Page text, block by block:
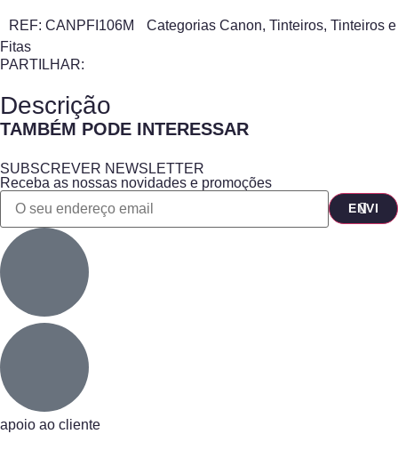
REF: CANPFI106M Categorias Canon, Tinteiros, Tinteiros e
Fitas
PARTILHAR:
Descrição
TAMBÉM PODE INTERESSAR
SUBSCREVER NEWSLETTER
Receba as nossas novidades e promoções
apoio ao cliente